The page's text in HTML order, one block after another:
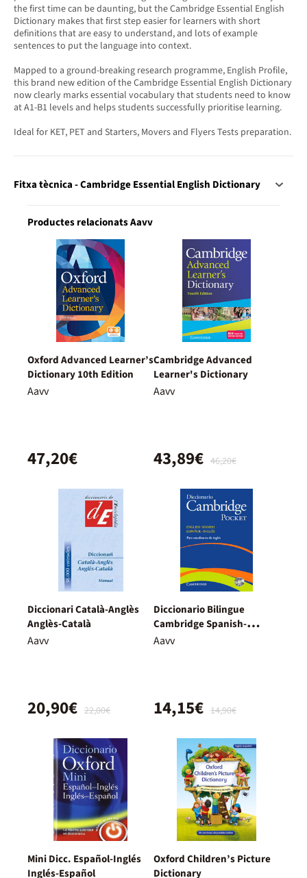
the first time can be daunting, but the Cambridge Essential English
Dictionary makes that first step easier for learners with short
definitions that are easy to understand, and lots of example
sentences to put the language into context.
Mapped to a ground-breaking research programme, English Profile,
this brand new edition of the Cambridge Essential English Dictionary
now clearly marks essential vocabulary that students need to know
at A1-B1 levels and helps students successfully prioritise learning.
Ideal for KET, PET and Starters, Movers and Flyers Tests preparation.
Fitxa tècnica - Cambridge Essential English Dictionary
Productes relacionats Aavv
Oxford Advanced Learner’s
Dictionary 10th Edition
Aavv
47,20€
Cambridge Advanced
Learner's Dictionary
Aavv
46,20€
43,89€
Diccionari Català-Anglès
Anglès-Català
Aavv
22,00€
20,90€
Diccionario Bilingue
Cambridge Spanish-
English Pocket Edition
Aavv
14,90€
14,15€
Mini Dicc. Español-Inglés
Inglés-Español
Oxford Children’s Picture
Dictionary